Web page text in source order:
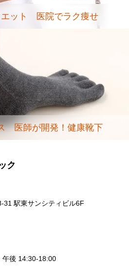
エット 医院でラク痩せ
医師が開発！健康靴下
ク
31 駅東サンシティビル6F
後 14:30-18:00